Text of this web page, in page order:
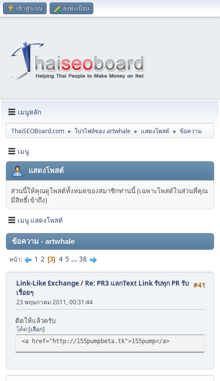
เข้าสู่ระบบ ลงทะเบียน
เมนูหลัก
ThaiSEOBoard.com ► โปรไฟล์ของ artwhale ► แสดงโพสต์ ► ข้อความ
เมนู
แสดงโพสต์
ส่วนนี้ให้คุณดูโพสต์ทั้งหมดของสมาชิกท่านนี้ (เฉพาะโพสต์ในส่วนที่คุณ
มีสิทธิ์เข้าถึง)
เมนู แสดงโพสต์
ข้อความ - artwhale
หน้า 1 2 3 4 5 ... 38
#41
Link-Like Exchange/ Re: PR3 แลกText Link รับทุก PR รับ
เรื่อยๆ
23 พฤษภาคม 2011, 00:31:44
ติดให้แล้วครับ
โค้ด เลือก
<a href="http://155pumpbeta.tk">155pump</a>